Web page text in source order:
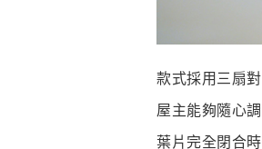
款式採用三扇
屋主能夠隨心
葉片完全閉合